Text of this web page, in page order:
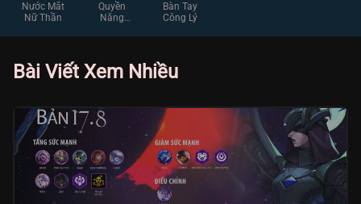
Nước Mắt
Nữ Thần
Quyền
Năng
Bàn Tay
Công Lý
Bài Viết Xem Nhiều